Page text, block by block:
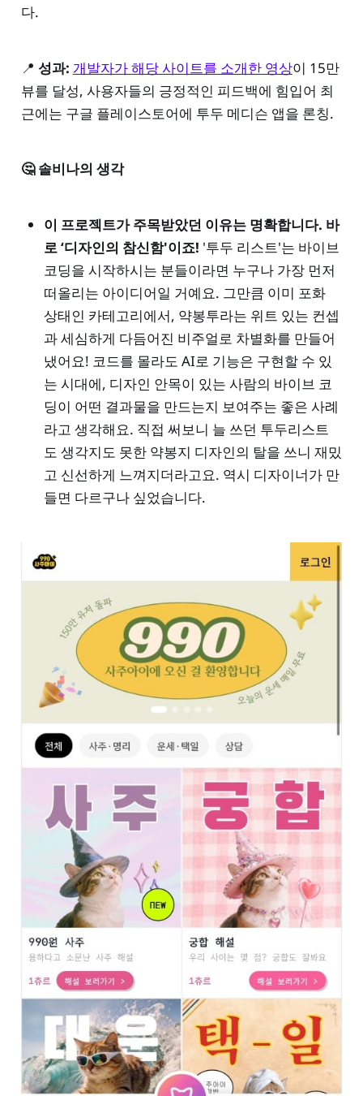
다.
📍 성과: 개발자가 해당 사이트를 소개한 영상이 15만
뷰를 달성, 사용자들의 긍정적인 피드백에 힘입어 최
근에는 구글 플레이스토어에 투두 메디슨 앱을 론칭.
🤔 솔비나의 생각
이 프로젝트가 주목받았던 이유는 명확합니다. 바
로 ‘디자인의 참신함'이죠! '투두 리스트'는 바이브
코딩을 시작하시는 분들이라면 누구나 가장 먼저
떠올리는 아이디어일 거예요. 그만큼 이미 포화
상태인 카테고리에서, 약봉투라는 위트 있는 컨셉
과 세심하게 다듬어진 비주얼로 차별화를 만들어
냈어요! 코드를 몰라도 AI로 기능은 구현할 수 있
는 시대에, 디자인 안목이 있는 사람의 바이브 코
딩이 어떤 결과물을 만드는지 보여주는 좋은 사례
라고 생각해요. 직접 써보니 늘 쓰던 투두리스트
도 생각지도 못한 약봉지 디자인의 탈을 쓰니 재밌
고 신선하게 느껴지더라고요. 역시 디자이너가 만
들면 다르구나 싶었습니다.